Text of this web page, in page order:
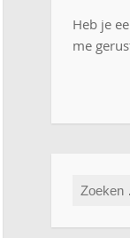
Heb je
me
Zoeken